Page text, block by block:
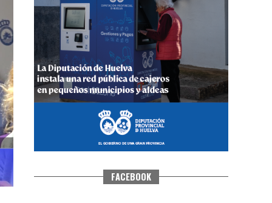
CUARTA CORRIDA DE LAS FIESTAS
COLOMBINAS 2026
hace 6 días· Huelvatv
FACEBOOK